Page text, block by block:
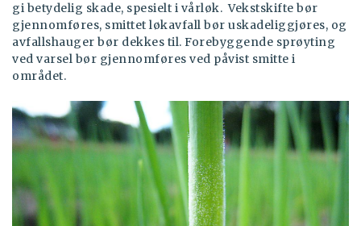
gi betydelig skade, spesielt i vårløk. Vekstskifte bør
gjennomføres, smittet løkavfall bør uskadeliggjøres, og
avfallshauger bør dekkes til. Forebyggende sprøyting
ved varsel bør gjennomføres ved påvist smitte i
området.